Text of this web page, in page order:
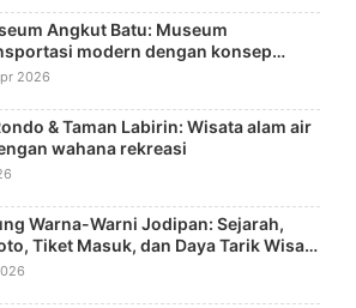
Angkut Batu: Museum
modern dengan konsep
dunia
2026
& Taman Labirin: Wisata alam air
wahana rekreasi
Warna-Warni Jodipan: Sejarah,
Tiket Masuk, dan Daya Tarik Wisata